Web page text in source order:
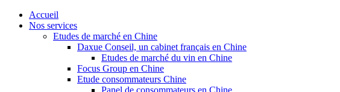
Accueil
Nos services
Etudes de marché en Chine
Daxue Conseil, un cabinet français en Chine
Etudes de marché du vin en Chine
Focus Group en Chine
Etude consommateurs Chine
Panel de consommateurs en Chine